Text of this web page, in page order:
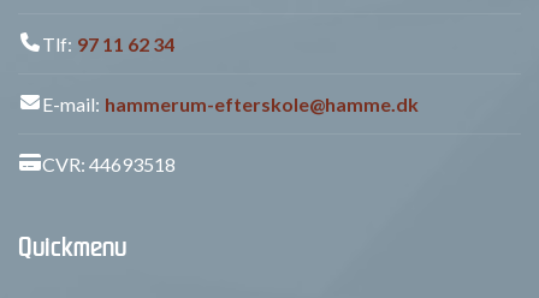
Tlf: 97 11 62 34
E-mail: hammerum-efterskole@hamme.dk
CVR: 44693518
Quickmenu